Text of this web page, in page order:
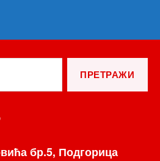
бр.5, Подгорица